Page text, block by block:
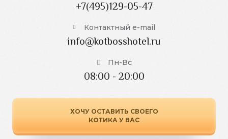
+7(495)129-05-47
Контактный e-mail
info@kotbosshotel.ru
Пн-Вс
08:00 - 20:00
ХОЧУ ОСТАВИТЬ СВОЕГО
КОТИКА У ВАС